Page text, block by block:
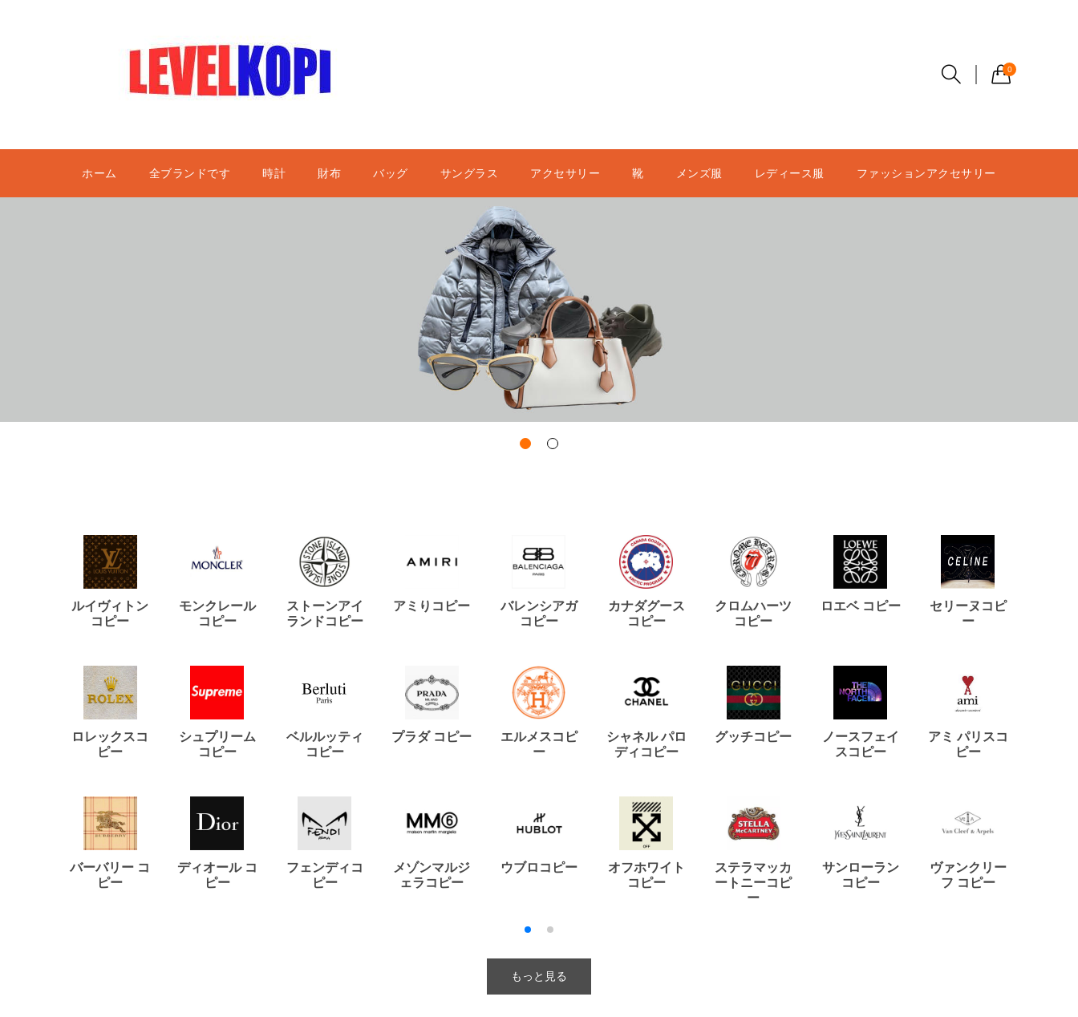
0
ホーム 全ブランドです 時計 財布 バッグ サングラス アクセサリー 靴 メンズ服 レディース服 ファッションアクセサリー
ルイヴィトン
コピー
モンクレール
コピー
ストーンアイ
ランドコピー
アミりコピー
バレンシアガ
コピー
カナダグース
コピー
クロムハーツ
コピー
ロエベ コピー
セリーヌコピ
ー
ロレックスコ
ピー
シュプリーム
コピー
ベルルッティ
コピー
プラダ コピー
エルメスコピ
ー
シャネル パロ
ディコピー
グッチコピー
ノースフェイ
スコピー
アミ パリスコ
ピー
バーバリー コ
ピー
ディオール コ
ピー
フェンディコ
ピー
メゾンマルジ
ェラコピー
ウブロコピー
オフホワイト
コピー
ステラマッカ
ートニーコピ
ー
サンローラン
コピー
ヴァンクリー
フ コピー
もっと見る